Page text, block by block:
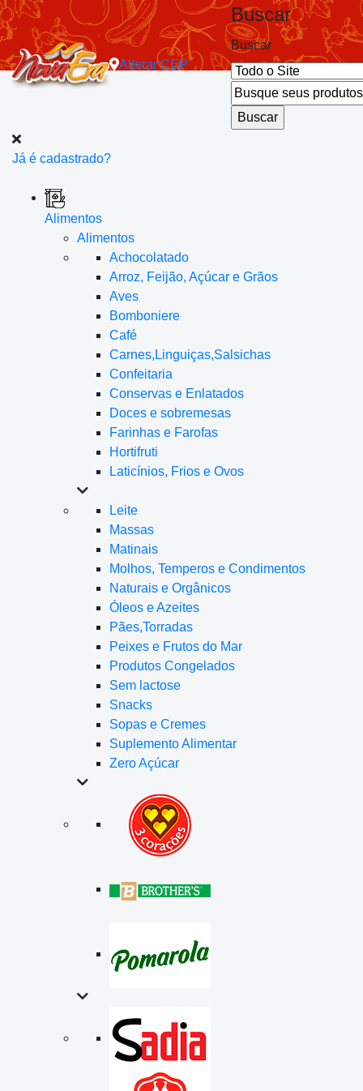
AlterarCEP
Buscar
Buscar
Já é cadastrado?
Alimentos
Alimentos
Achocolatado
Arroz, Feijão, Açúcar e Grãos
Aves
Bomboniere
Café
Carnes,Linguiças,Salsichas
Confeitaria
Conservas e Enlatados
Doces e sobremesas
Farinhas e Farofas
Hortifruti
Laticínios, Frios e Ovos
Leite
Massas
Matinais
Molhos, Temperos e Condimentos
Naturais e Orgânicos
Óleos e Azeites
Pães,Torradas
Peixes e Frutos do Mar
Produtos Congelados
Sem lactose
Snacks
Sopas e Cremes
Suplemento Alimentar
Zero Açúcar